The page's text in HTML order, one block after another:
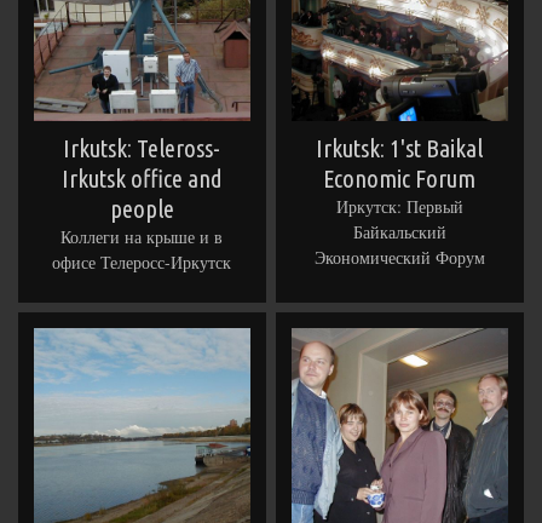
Irkutsk: Teleross-
Irkutsk office and
people
Коллеги на крыше и в
офисе Телеросс-Иркутск
Irkutsk: 1'st Baikal
Economic Forum
Иркутск: Первый
Байкальский
Экономический Форум